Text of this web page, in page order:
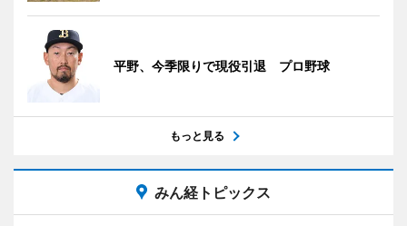
平野、今季限りで現役引退 プロ野球
もっと見る
みん経トピックス